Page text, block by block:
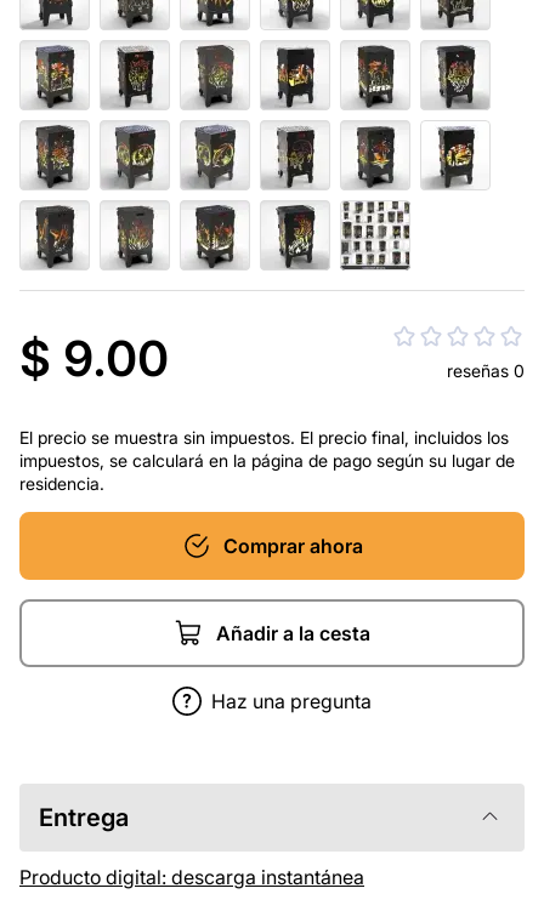
$ 9.00 reseñas 0
El precio se muestra sin impuestos. El precio final, incluidos los
impuestos, se calculará en la página de pago según su lugar de
residencia.
Comprar ahora
Añadir a la cesta
Haz una pregunta
Entrega
Producto digital: descarga instantánea